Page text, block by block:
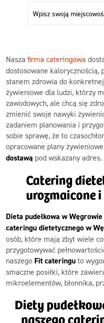
Nasza firma cateringowa
dostosowane
stanem zdrowia do
żywieniowe dla ludzi, którzy
zawodowych, ale chcą się
zmienić swoje nawyki
zadaniem planowania i
sobie sprawę, że to
opracowane plany
dostawą pod wskazany adres.
Catering
urozmaicone
Dieta pudełkowa w
cateringu dietetycznego w
osób, które mają zbyt wiele
przygotowywać
naszego Fit cateringu to
smaczne posiłki, które
mikroelementów, błonnika,
Diety
naszego